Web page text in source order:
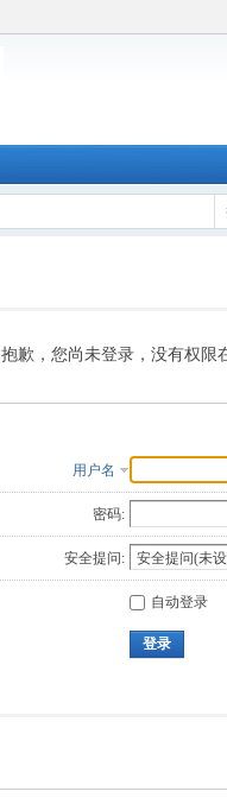
抱歉，您尚未登录，没有权限
用户名
密码:
安全提问:
自动登录
登录